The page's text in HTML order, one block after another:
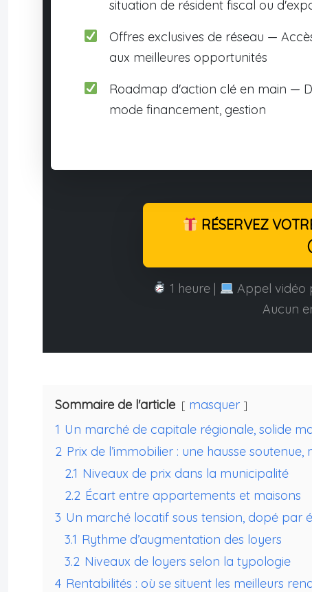
situation de résident fiscal ou
Offres exclusives de réseau —
aux meilleures opportunités
Roadmap d'action clé en main —
mode financement, gestion
RÉSERVEZ
1 heure | Appel vidéo
Aucun
Sommaire de l'article
masquer
1 Un marché de capitale régionale, solide
2 Prix de l’immobilier : une hausse
2.1 Niveaux de prix dans la municipalité
2.2 Écart entre appartements et maisons
3 Un marché locatif sous tension, dopé par
3.1 Rythme d’augmentation des loyers
3.2 Niveaux de loyers selon la typologie
4 Rentabilités : où se situent les meilleurs